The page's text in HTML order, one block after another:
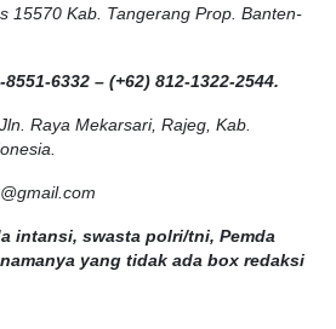
15570 Kab. Tangerang Prop. Banten-
6332 – (+62) 812-1322-2544.
Raya Mekarsari, Rajeg, Kab.
intansi, swasta polri/tni, Pemda
yang tidak ada box redaksi